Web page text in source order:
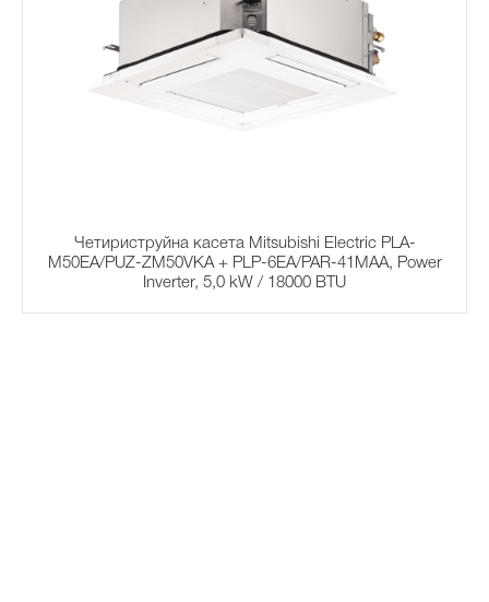
Четириструйна касета Mitsubishi Electric PLA-
M50EA/PUZ-ZM50VKA + PLP-6EA/PAR-41MAA, Power
Inverter, 5,0 kW / 18000 BTU